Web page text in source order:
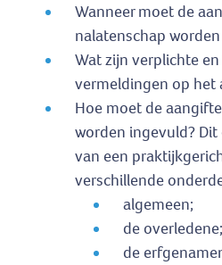
Wanneer moet de
nalatenschap
Wat zijn verplichte
vermeldingen op
Hoe moet de
worden ingevuld?
van een
verschillende
algemeen;
de overledene;
de